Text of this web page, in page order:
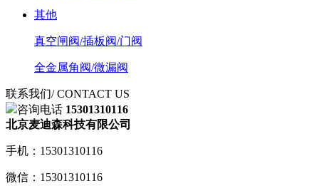
其他
真空闸阀/插板阀/门阀
全金属角阀/微漏阀
联系我们/ CONTACT US
咨询电话 15301310116
北京麦迪森科技有限公司
手机：15301310116
微信：15301310116